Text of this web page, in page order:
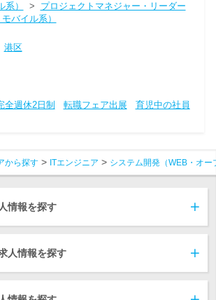
）
> プロジェクトマネジャー・リーダー
バイル系）
港区
全週休2日制 転職フェア出展
育児中の社員
から探す ITエンジニア システム開発（WEB・オ
情報を探す
人情報を探す